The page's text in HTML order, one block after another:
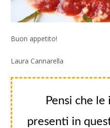
Buon appetito!
Laura Cannarella
Pensi che
presenti in